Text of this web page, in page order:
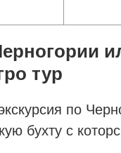
тур